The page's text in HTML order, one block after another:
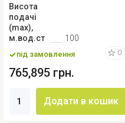
Висота
подачі
(max),
м.вод.ст
100
під замовлення 0
765,895 грн.
Додати в кошик